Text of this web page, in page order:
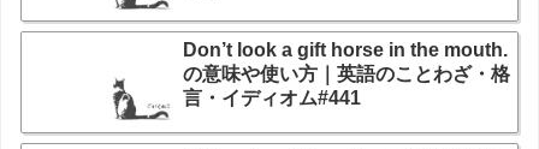
Don’t look a gift horse in the mouth.
の意味や使い方｜英語のことわざ・格
言・イディオム#441